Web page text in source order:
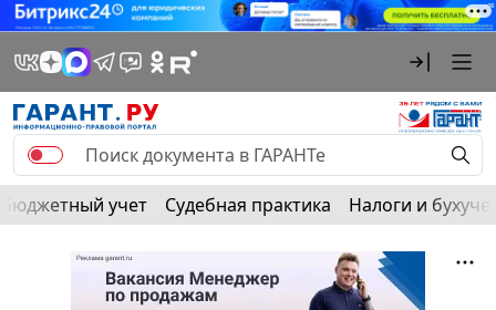
Бюджетный учет Судебная практика Налоги и